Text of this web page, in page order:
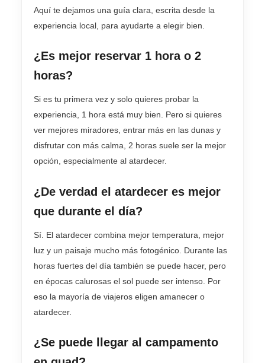
Aquí te dejamos una guía clara, escrita desde la
experiencia local, para ayudarte a elegir bien.
¿Es mejor reservar 1 hora o 2
horas?
Si es tu primera vez y solo quieres probar la
experiencia, 1 hora está muy bien. Pero si quieres
ver mejores miradores, entrar más en las dunas y
disfrutar con más calma, 2 horas suele ser la mejor
opción, especialmente al atardecer.
¿De verdad el atardecer es mejor
que durante el día?
Sí. El atardecer combina mejor temperatura, mejor
luz y un paisaje mucho más fotogénico. Durante las
horas fuertes del día también se puede hacer, pero
en épocas calurosas el sol puede ser intenso. Por
eso la mayoría de viajeros eligen amanecer o
atardecer.
¿Se puede llegar al campamento